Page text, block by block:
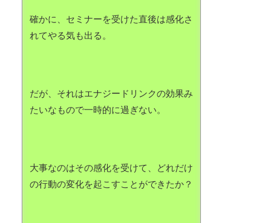
確かに、セミナーを受けた直後は感化さ
れてやる気も出る。
だが、それはエナジードリンクの効果み
たいなもので一時的に過ぎない。
大事なのはその感化を受けて、どれだけ
の行動の変化を起こすことができたか？